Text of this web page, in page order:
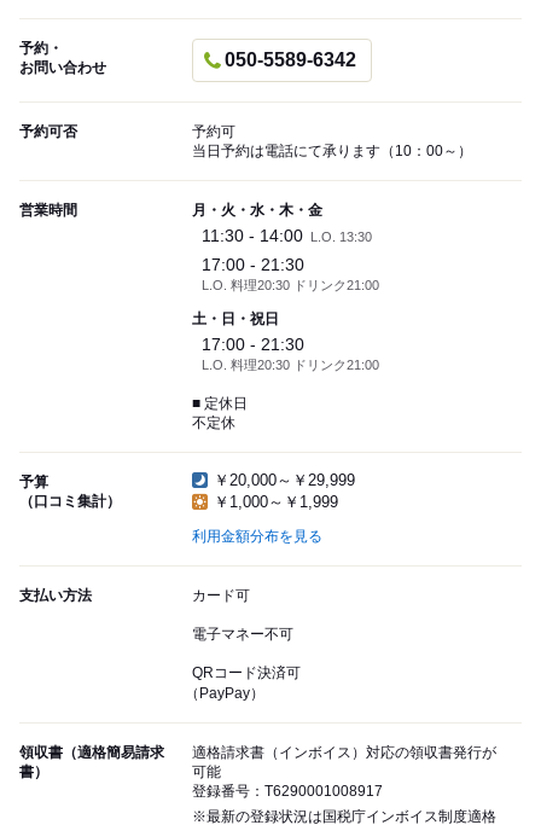
予約・
お問い合わせ
050-5589-6342
予約可否
予約可
当日予約は電話にて承ります（10：00～）
営業時間 月・火・水・木・金
11:30 - 14:00 L.O. 13:30
17:00 - 21:30
L.O. 料理20:30 ドリンク21:00
土・日・祝日
17:00 - 21:30
L.O. 料理20:30 ドリンク21:00
■ 定休日
不定休
予算
（口コミ集計）
￥20,000～￥29,999
￥1,000～￥1,999
利用金額分布を見る
支払い方法 カード可
電子マネー不可
QRコード決済可
（PayPay）
領収書（適格簡易請求
書）
適格請求書（インボイス）対応の領収書発行が
可能
登録番号：T6290001008917
※最新の登録状況は国税庁インボイス制度適格